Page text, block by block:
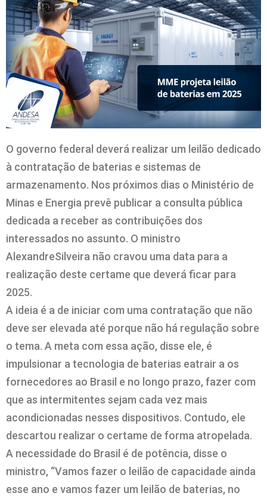
O governo federal deverá realizar um leilão dedicado
à contratação de baterias e sistemas de
armazenamento. Nos próximos dias o Ministério de
Minas e Energia prevê publicar a consulta pública
dedicada a receber as contribuições dos
interessados no assunto. O ministro
AlexandreSilveira não cravou uma data para a
realização deste certame que deverá ficar para
2025.
A ideia é a de iniciar com uma contratação que não
deve ser elevada até porque não há regulação sobre
o tema. A meta com essa ação, disse ele, é
impulsionar a tecnologia de baterias eatrair a os
fornecedores ao Brasil e no longo prazo, fazer com
que as intermitentes sejam cada vez mais
acondicionadas nesses dispositivos. Contudo, ele
descartou realizar o certame de forma atropelada.
A necessidade do Brasil é de potência, disse o
ministro, “Vamos fazer o leilão de capacidade ainda
esse ano e vamos fazer um leilão de baterias, no